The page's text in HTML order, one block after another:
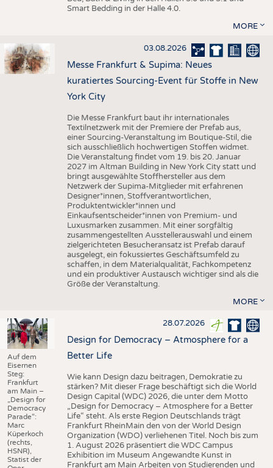
Smart Bedding in der Halle 4.0.
MORE
03.08.2026
Messe Frankfurt & Supima: Neues
kuratiertes Sourcing-Event für Stoffe in New
York City
Die Messe Frankfurt baut ihr internationales
Textilnetzwerk mit der Premiere der Prefab aus,
einer Sourcing-Veranstaltung im Boutique-Stil, die
sich ausschließlich hochwertigen Stoffen widmet.
Die Veranstaltung findet vom 19. bis 20. Januar
2027 im Altman Building in New York City statt und
bringt ausgewählte Stoffhersteller aus dem
Netzwerk der Supima-Mitglieder mit erfahrenen
Designer*innen, Stoffverantwortlichen,
Produktentwickler*innen und
Einkaufsentscheider*innen von Premium- und
Luxusmarken zusammen. Mit einer sorgfältig
zusammengestellten Ausstellerauswahl und einem
zielgerichteten Besucheransatz ist Prefab darauf
ausgelegt, ein fokussiertes Geschäftsumfeld zu
schaffen, in dem Materialqualität, Fachkompetenz
und ein produktiver Austausch wichtiger sind als die
Größe der Veranstaltung.
MORE
Auf dem
Eisernen
Steg:
Frankfurt
am Main –
„Design for
Democracy
Parade“:
Marc
Küperkoch
(rechts,
HSNR),
Statist der
28.07.2026
Design for Democracy – Atmosphere for a
Better Life
Wie kann Design dazu beitragen, Demokratie zu
stärken? Mit dieser Frage beschäftigt sich die World
Design Capital (WDC) 2026, die unter dem Motto
„Design for Democracy – Atmosphere for a Better
Life“ steht. Als erste Region Deutschlands trägt
Frankfurt RheinMain den von der World Design
Organization (WDO) verliehenen Titel. Noch bis zum
1. August 2026 präsentiert die WDC Campus
Exhibition im Museum Angewandte Kunst in
Frankfurt am Main Arbeiten von Studierenden und